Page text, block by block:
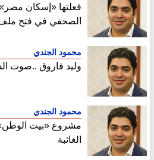
فعلتها «إسكان مصر»
الصحفي في فتح
محمود الجندي
وليد فاروق ..صوت
محمود الجندي
مشروع «بيت
الغائبة